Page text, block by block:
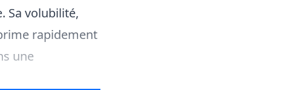
Sa volubilité,
rapidement
une